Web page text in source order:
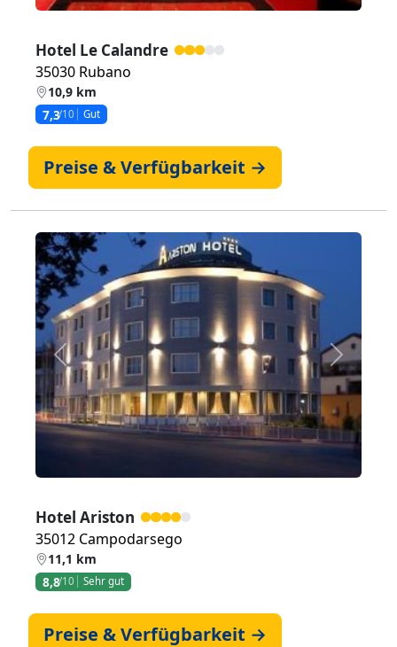
Hotel Le Calandre
35030 Rubano
10,9 km
7,3/10 Gut
Preise & Verfügbarkeit →
Zurück Weiter
Hotel Ariston
35012 Campodarsego
11,1 km
8,8/10 Sehr gut
Preise & Verfügbarkeit →